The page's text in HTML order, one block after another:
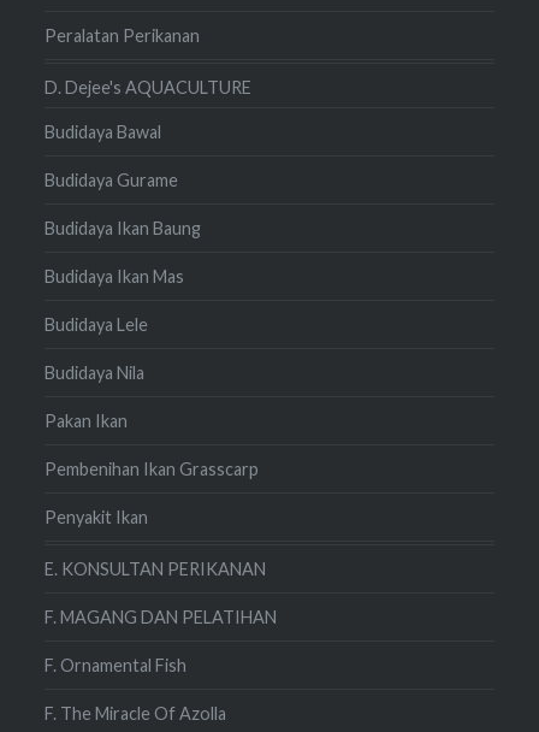
Peralatan Perikanan
D. Dejee's AQUACULTURE
Budidaya Bawal
Budidaya Gurame
Budidaya Ikan Baung
Budidaya Ikan Mas
Budidaya Lele
Budidaya Nila
Pakan Ikan
Pembenihan Ikan Grasscarp
Penyakit Ikan
E. KONSULTAN PERIKANAN
F. MAGANG DAN PELATIHAN
F. Ornamental Fish
F. The Miracle Of Azolla